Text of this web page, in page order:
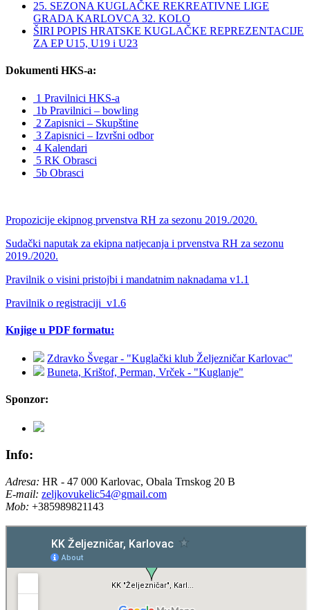
25. SEZONA KUGLAČKE REKREATIVNE LIGE
GRADA KARLOVCA 32. KOLO
ŠIRI POPIS HRATSKE KUGLAČKE REPREZENTACIJE
ZA EP U15, U19 i U23
Dokumenti HKS-a:
1 Pravilnici HKS-a
1b Pravilnici – bowling
2 Zapisnici – Skupštine
3 Zapisnici – Izvršni odbor
4 Kalendari
5 RK Obrasci
5b Obrasci
Propozicije ekipnog prvenstva RH za sezonu 2019./2020.
Sudački naputak za ekipna natjecanja i prvenstva RH za sezonu
2019./2020.
Pravilnik o visini pristojbi i mandatnim naknadama v1.1
Pravilnik o registraciji_v1.6
Knjige u PDF formatu:
Zdravko Švegar - "Kuglački klub Željezničar Karlovac"
Buneta, Krištof, Perman, Vrček - "Kuglanje"
Sponzor:
Info:
Adresa: HR - 47 000 Karlovac, Obala Trnskog 20 B
E-mail: zeljkovukelic54@gmail.com
Mob: +385989821143